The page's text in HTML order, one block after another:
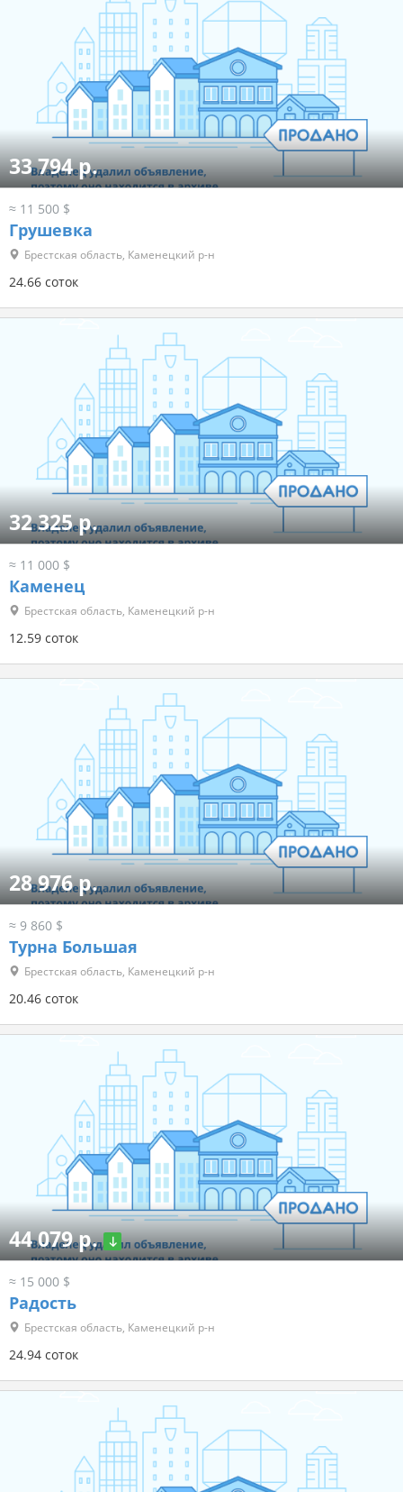
33 794 р.
≈ 11 500 $
Грушевка
Брестская область, Каменецкий р-н
24.66 соток
32 325 р.
≈ 11 000 $
Каменец
Брестская область, Каменецкий р-н
12.59 соток
28 976 р.
≈ 9 860 $
Турна Большая
Брестская область, Каменецкий р-н
20.46 соток
44 079 р.
≈ 15 000 $
Радость
Брестская область, Каменецкий р-н
24.94 соток